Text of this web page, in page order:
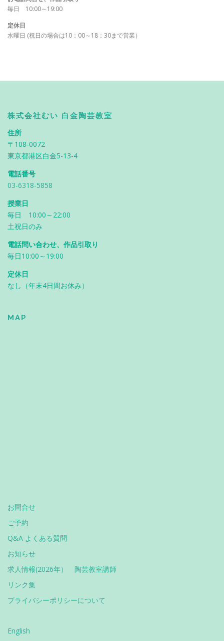
毎日 10:00～19:00
定休日
水曜日 (祝日の場合は10：00～18：30まで営業）
株式会社むい 白金陶芸教室
住所
〒108-0072
東京都港区白金5-13-4
電話番号
03-6318-5858
授業日
毎日 10:00～22:00
土祝日のみ
電話問い合わせ、作品引取り
毎日10:00～19:00
定休日
なし（年末4日間お休み）
MAP
お問合せ
ご予約
Q&A よくある質問
お知らせ
求人情報(2026年） 陶芸教室講師
リンク集
プライバシーポリシーについて
English